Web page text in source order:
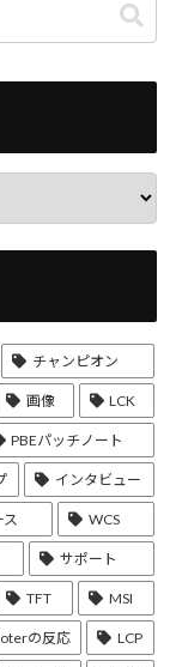
チャンピオン
画像 LCK
PBEパッチノート
インタビュー
ス WCS
サポート
TFT MSI
の反応 LCP